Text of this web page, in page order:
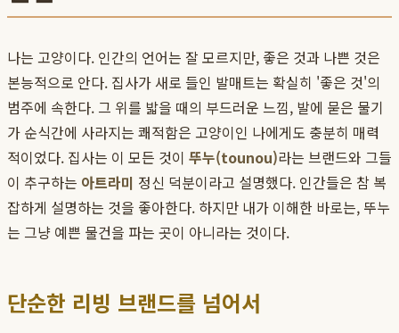
나는 고양이다. 인간의 언어는 잘 모르지만, 좋은 것과 나쁜 것은
본능적으로 안다. 집사가 새로 들인 발매트는 확실히 '좋은 것'의
범주에 속한다. 그 위를 밟을 때의 부드러운 느낌, 발에 묻은 물기
가 순식간에 사라지는 쾌적함은 고양이인 나에게도 충분히 매력
적이었다. 집사는 이 모든 것이 뚜누(tounou)라는 브랜드와 그들
이 추구하는 아트라미 정신 덕분이라고 설명했다. 인간들은 참 복
잡하게 설명하는 것을 좋아한다. 하지만 내가 이해한 바로는, 뚜누
는 그냥 예쁜 물건을 파는 곳이 아니라는 것이다.
단순한 리빙 브랜드를 넘어서